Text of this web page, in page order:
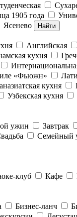
1905 года
Ясенево Найти
Английская
кухня
«Фьюжн»
кухня
Узбекская кухня
ужин Завтрак
Семейный
клуб Кафе
Бизнес-ланч